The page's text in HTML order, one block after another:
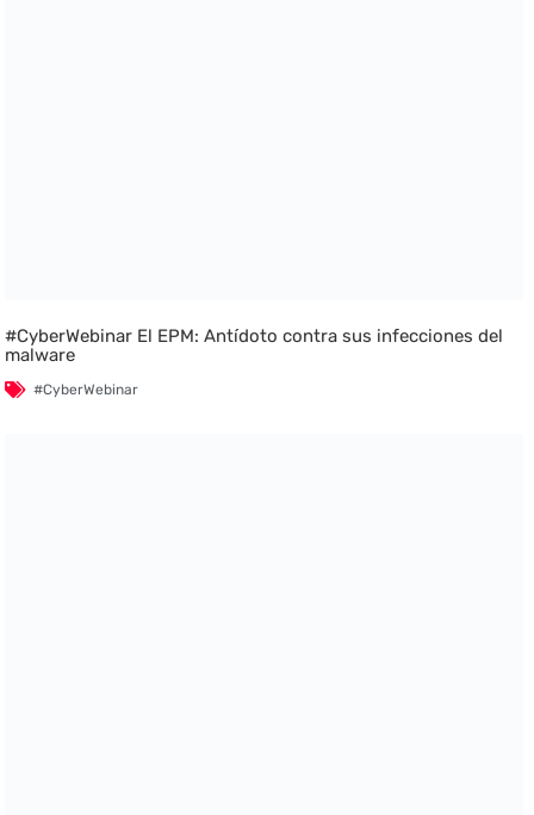
#CyberWebinar El EPM: Antídoto contra sus infecciones del
malware
#CyberWebinar